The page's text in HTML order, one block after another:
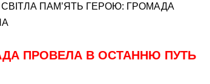
СВІТЛА ПАМ’ЯТЬ ГЕРОЮ: ГРОМАДА
ПРОВЕЛА В ОСТАННЮ ПУТЬ